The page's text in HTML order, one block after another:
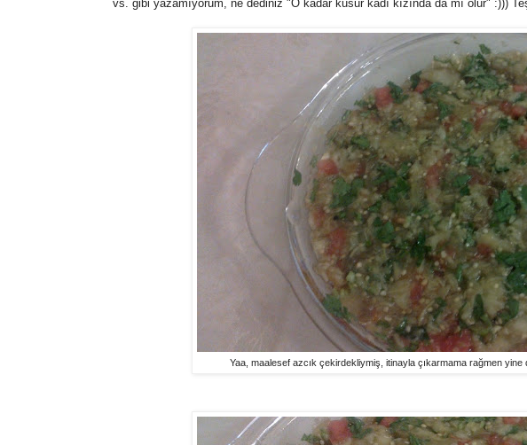
vs. gibi yazamıyorum, ne dediniz "O kadar kusur kadı kızında da mı olur" :)))
Yaa, maalesef azcık çekirdekliymiş, itinayla çıkarmama rağmen